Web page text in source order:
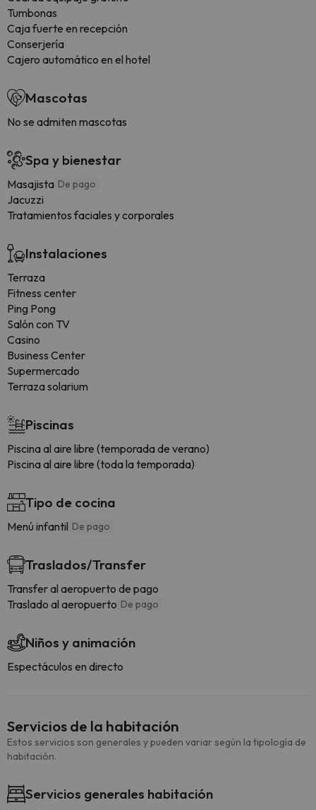
Tumbonas
Caja fuerte en recepción
Conserjería
Cajero automático en el hotel
Mascotas
No se admiten mascotas
Spa y bienestar
Masajista De pago
Jacuzzi
Tratamientos faciales y corporales
Instalaciones
Terraza
Fitness center
Ping Pong
Salón con TV
Casino
Business Center
Supermercado
Terraza solarium
Piscinas
Piscina al aire libre (temporada de verano)
Piscina al aire libre (toda la temporada)
Tipo de cocina
Menú infantil De pago
Traslados/Transfer
Transfer al aeropuerto de pago
Traslado al aeropuerto De pago
Niños y animación
Espectáculos en directo
Servicios de la habitación
Estos servicios son generales y pueden variar según la tipología de
habitación.
Servicios generales habitación